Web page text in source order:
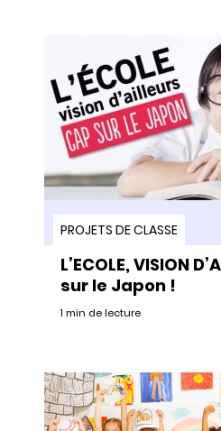
PROJETS DE CLASSE
L’ECOLE, VISION
sur le Japon !
1 min de lecture